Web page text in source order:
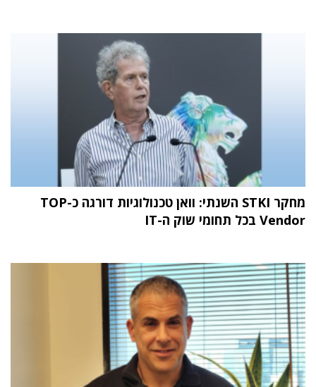
מחקר STKI השנתי: וואן טכנולוגיות דורגה כ-TOP
Vendor בכל תחומי שוק ה-IT